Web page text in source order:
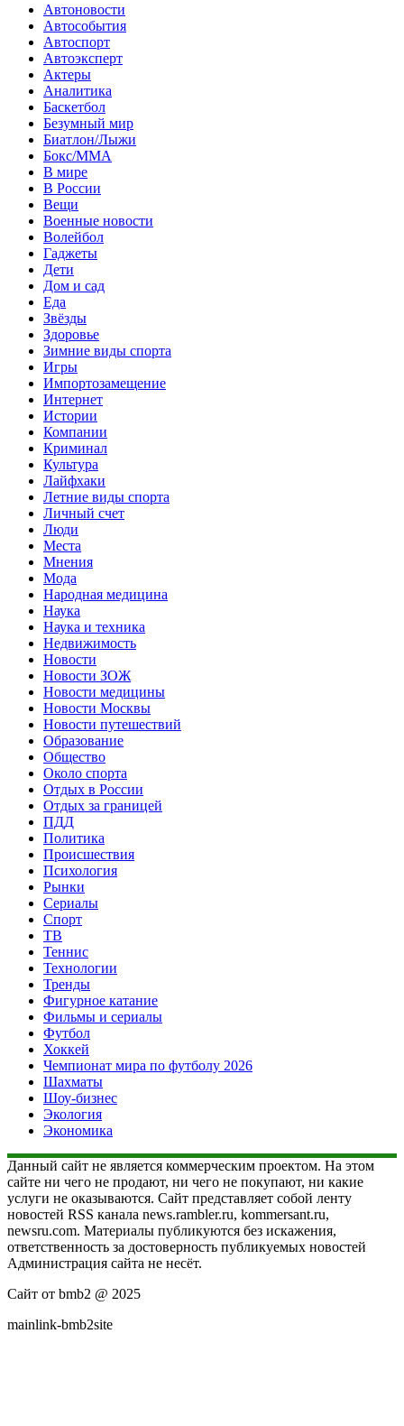
Автоновости
Автособытия
Автоспорт
Автоэксперт
Актеры
Аналитика
Баскетбол
Безумный мир
Биатлон/Лыжи
Бокс/MMA
В мире
В России
Вещи
Военные новости
Волейбол
Гаджеты
Дети
Дом и сад
Еда
Звёзды
Здоровье
Зимние виды спорта
Игры
Импортозамещение
Интернет
Истории
Компании
Криминал
Культура
Лайфхаки
Летние виды спорта
Личный счет
Люди
Места
Мнения
Мода
Народная медицина
Наука
Наука и техника
Недвижимость
Новости
Новости ЗОЖ
Новости медицины
Новости Москвы
Новости путешествий
Образование
Общество
Около спорта
Отдых в России
Отдых за границей
ПДД
Политика
Происшествия
Психология
Рынки
Сериалы
Спорт
ТВ
Теннис
Технологии
Тренды
Фигурное катание
Фильмы и сериалы
Футбол
Хоккей
Чемпионат мира по футболу 2026
Шахматы
Шоу-бизнес
Экология
Экономика
Данный сайт не является коммерческим проектом. На этом
сайте ни чего не продают, ни чего не покупают, ни какие
услуги не оказываются. Сайт представляет собой ленту
новостей RSS канала news.rambler.ru, kommersant.ru,
newsru.com. Материалы публикуются без искажения,
ответственность за достоверность публикуемых новостей
Администрация сайта не несёт.
Сайт от bmb2 @ 2025
mainlink-bmb2site